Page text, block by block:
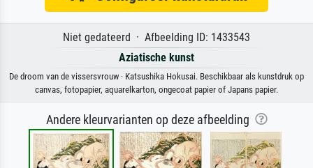
Niet gedateerd · Afbeelding ID: 1433543
Aziatische kunst
De droom van de vissersvrouw · Katsushika Hokusai. Beschikbaar als kunstdruk op
canvas, fotopapier, aquarelkarton, ongecoat papier of Japans papier.
Andere kleurvarianten op deze afbeelding